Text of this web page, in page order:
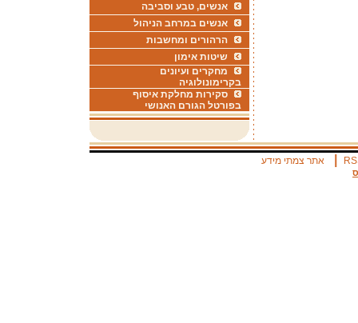
אנשים, טבע וסביבה
אנשים במרחב הניהול
הרהורים ומחשבות
שיטות אימון
מחקרים ועיונים
בקרימונולוגיה
סקירות מחלקת איסוף
בפורטל הגורם האנושי
אתר צמתי מידע